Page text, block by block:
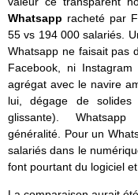
Whatsapp racheté par
55 vs 194 000 salariés.
Whatsapp ne faisait pas
Facebook, ni
agrégat avec le navire
lui, dégage de solides
glissante).
généralité. Pour un
salariés dans le
font pourtant du logiciel